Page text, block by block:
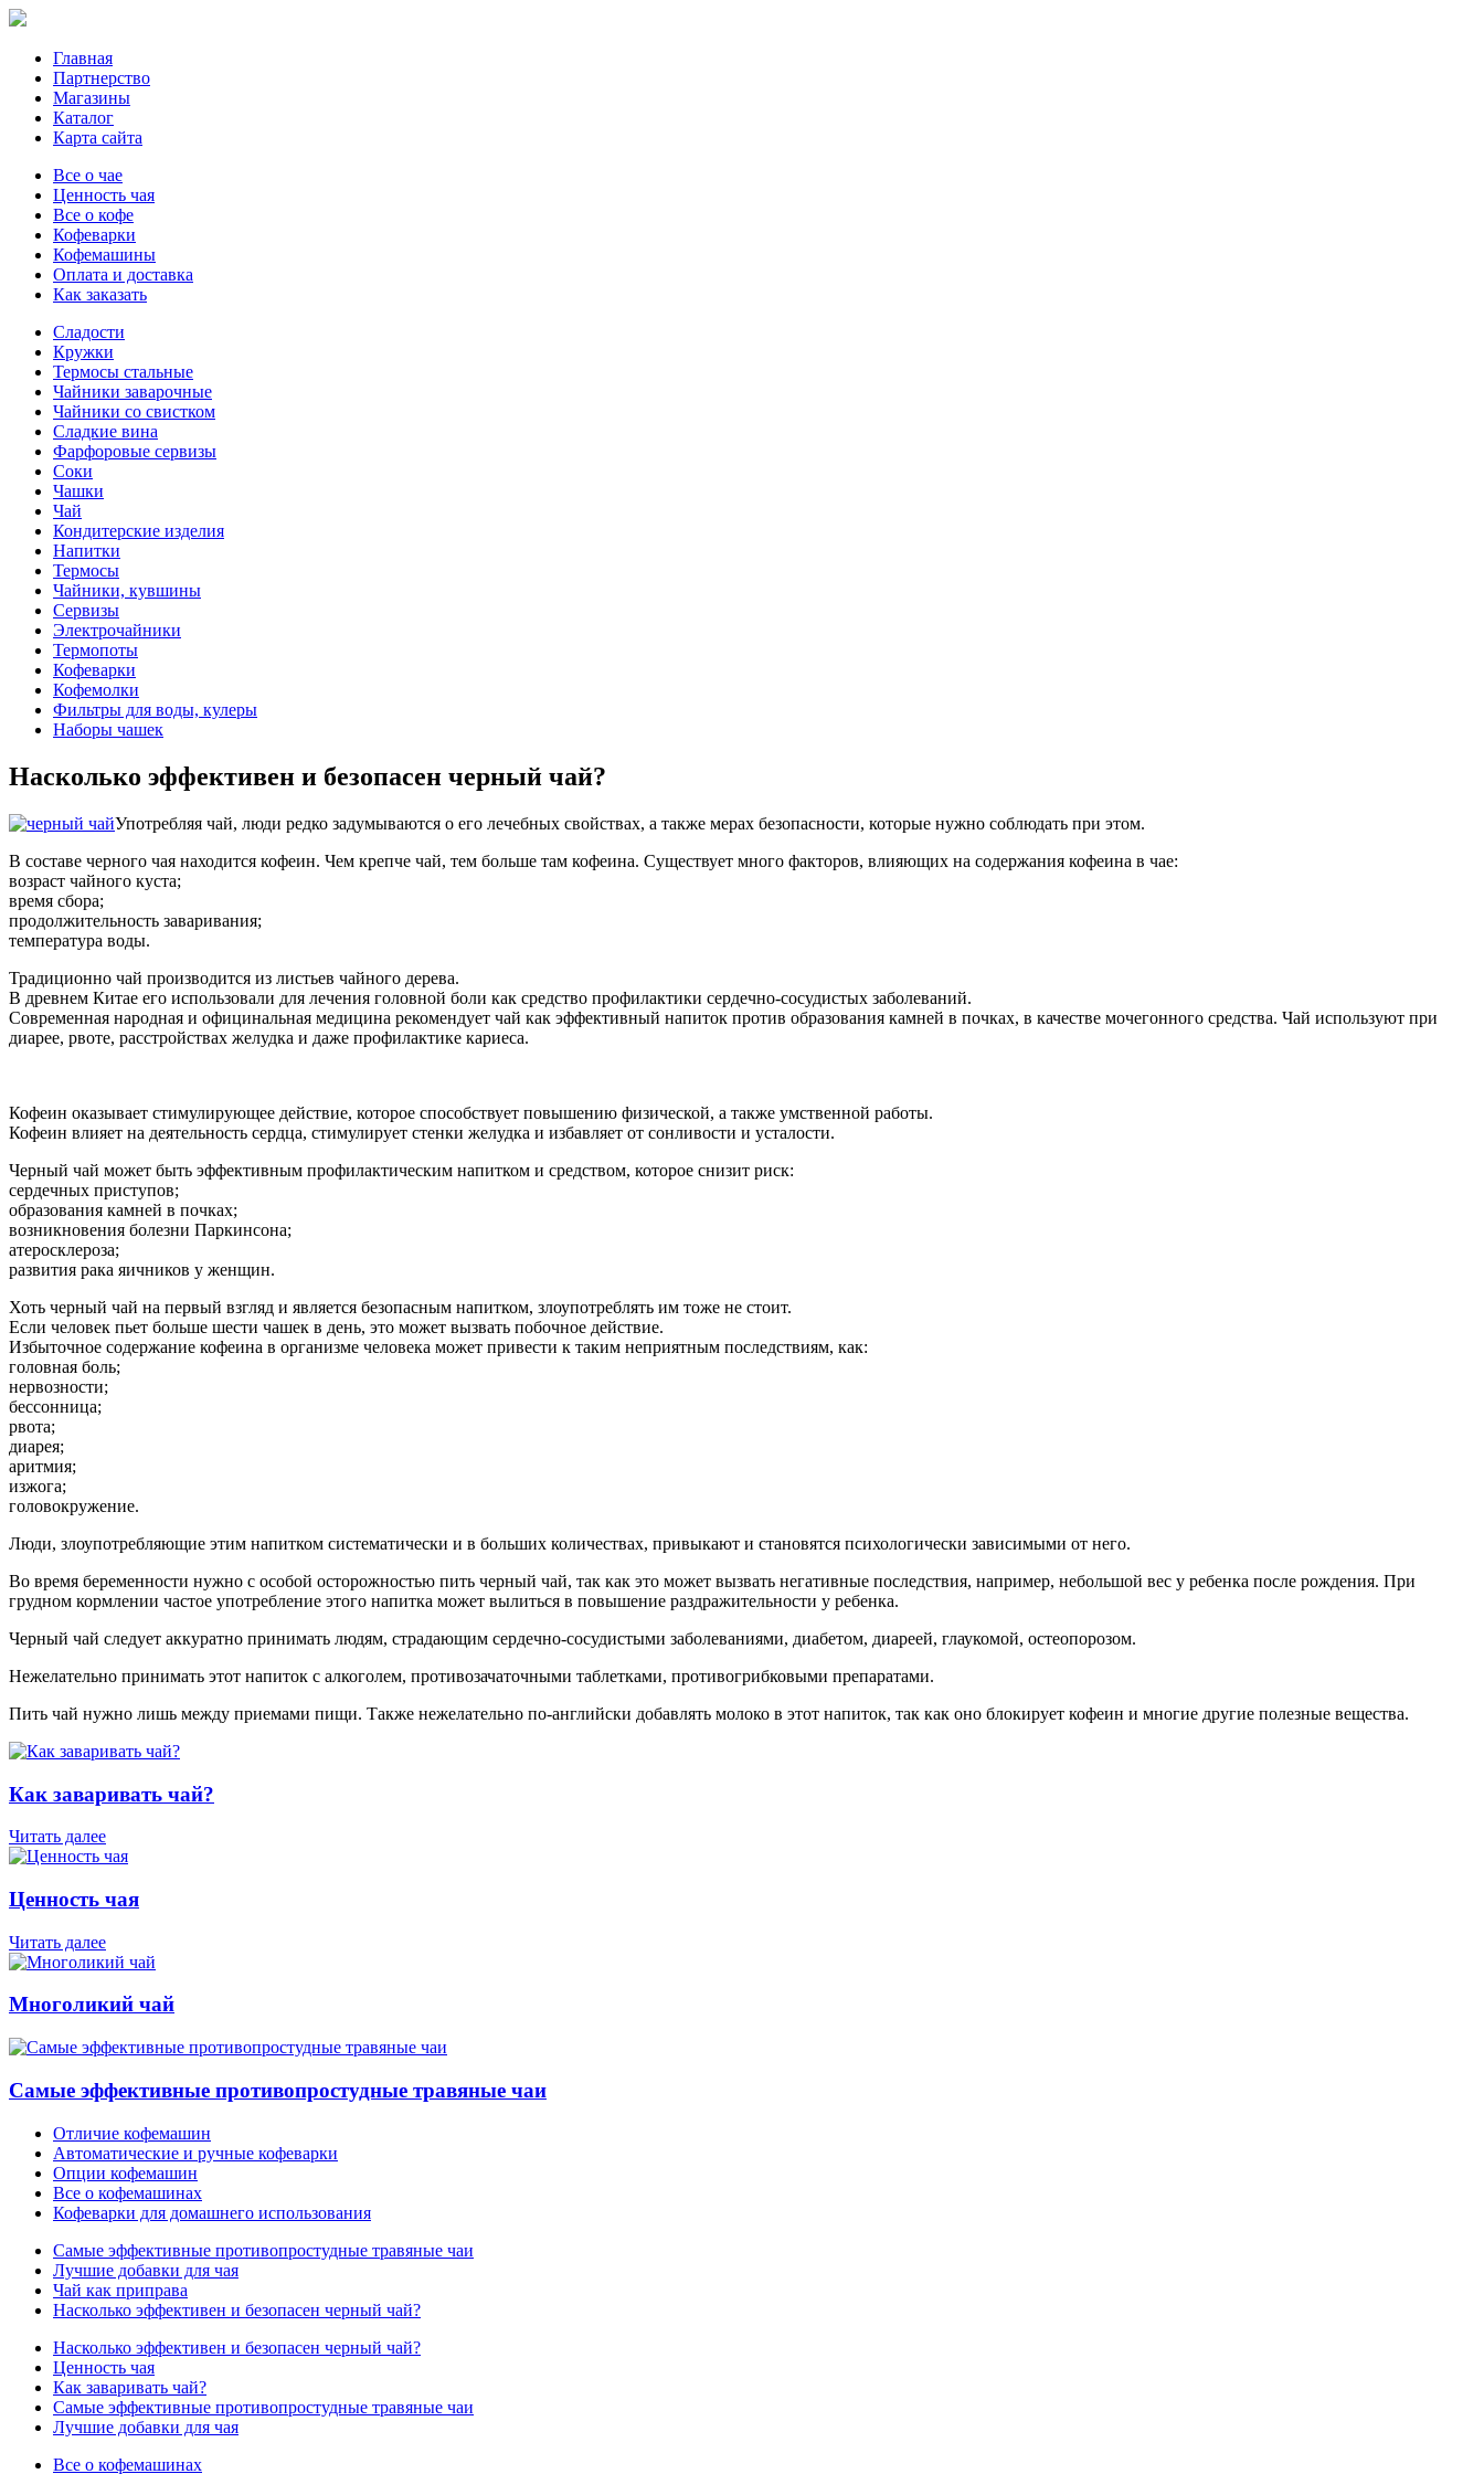
Главная
Партнерство
Магазины
Каталог
Карта сайта
Все о чае
Ценность чая
Все о кофе
Кофеварки
Кофемашины
Оплата и доставка
Как заказать
Сладости
Кружки
Термосы стальные
Чайники заварочные
Чайники со свистком
Сладкие вина
Фарфоровые сервизы
Соки
Чашки
Чай
Кондитерские изделия
Напитки
Термосы
Чайники, кувшины
Сервизы
Электрочайники
Термопоты
Кофеварки
Кофемолки
Фильтры для воды, кулеры
Наборы чашек
Насколько эффективен и безопасен черный чай?
Употребляя чай, люди редко задумываются о его лечебных свойствах, а также мерах безопасности, которые нужно соблюдать при этом.
В составе черного чая находится кофеин. Чем крепче чай, тем больше там кофеина. Существует много факторов, влияющих на содержания кофеина в чае:
возраст чайного куста;
время сбора;
продолжительность заваривания;
температура воды.
Традиционно чай производится из листьев чайного дерева.
В древнем Китае его использовали для лечения головной боли как средство профилактики сердечно-сосудистых заболеваний.
Современная народная и официнальная медицина рекомендует чай как эффективный напиток против образования камней в почках, в качестве мочегонного средства. Чай используют при
диарее, рвоте, расстройствах желудка и даже профилактике кариеса.
Кофеин оказывает стимулирующее действие, которое способствует повышению физической, а также умственной работы.
Кофеин влияет на деятельность сердца, стимулирует стенки желудка и избавляет от сонливости и усталости.
Черный чай может быть эффективным профилактическим напитком и средством, которое снизит риск:
сердечных приступов;
образования камней в почках;
возникновения болезни Паркинсона;
атеросклероза;
развития рака яичников у женщин.
Хоть черный чай на первый взгляд и является безопасным напитком, злоупотреблять им тоже не стоит.
Если человек пьет больше шести чашек в день, это может вызвать побочное действие.
Избыточное содержание кофеина в организме человека может привести к таким неприятным последствиям, как:
головная боль;
нервозности;
бессонница;
рвота;
диарея;
аритмия;
изжога;
головокружение.
Люди, злоупотребляющие этим напитком систематически и в больших количествах, привыкают и становятся психологически зависимыми от него.
Во время беременности нужно с особой осторожностью пить черный чай, так как это может вызвать негативные последствия, например, небольшой вес у ребенка после рождения. При
грудном кормлении частое употребление этого напитка может вылиться в повышение раздражительности у ребенка.
Черный чай следует аккуратно принимать людям, страдающим сердечно-сосудистыми заболеваниями, диабетом, диареей, глаукомой, остеопорозом.
Нежелательно принимать этот напиток с алкоголем, противозачаточными таблетками, противогрибковыми препаратами.
Пить чай нужно лишь между приемами пищи. Также нежелательно по-английски добавлять молоко в этот напиток, так как оно блокирует кофеин и многие другие полезные вещества.
Как заваривать чай?
Читать далее
Ценность чая
Читать далее
Многоликий чай
Самые эффективные противопростудные травяные чаи
Отличие кофемашин
Автоматические и ручные кофеварки
Опции кофемашин
Все о кофемашинах
Кофеварки для домашнего использования
Самые эффективные противопростудные травяные чаи
Лучшие добавки для чая
Чай как приправа
Насколько эффективен и безопасен черный чай?
Насколько эффективен и безопасен черный чай?
Ценность чая
Как заваривать чай?
Самые эффективные противопростудные травяные чаи
Лучшие добавки для чая
Все о кофемашинах